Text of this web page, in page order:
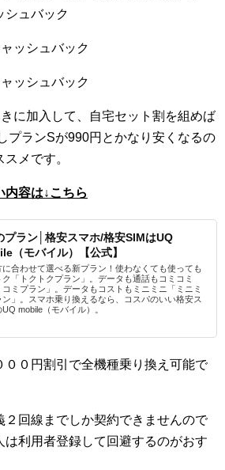
シュバック
ッシュバック
ッシュバック
に加入して、自宅セット割を組めば
プランSが990円とかなり安くなるの
メです。
内容は↓こちら
プラン│格安スマホ/格安SIMはUQ
（モバイル）【公式】
に合わせて選べる新プラン！使わなくても使っても
ク「トクトクプラン」。データも通話もコミコミ
コミプラン」。データもコストもミニミニ「ミニミ
ン」。スマホ乗り換えるなら、コスパのいい格安ス
UQ mobile（モバイル）。
００円割引で全機種乗り換え可能で
２回線までしか契約できませんので
は利用者登録して回避するのがおす